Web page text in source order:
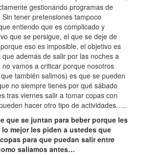
gestionando programas de
tener pretensiones tampoco
entiendo que es complicado y
que se persigue, el que se deje de
eso es imposible, el objetivo es
además de salir por las noches a
vamos a criticar porque nosotros
también salimos) es que se pueden
no siempre tienes por qué sábado
tras viernes salir a tomar copas con
hacer otro tipo de actividades…..
que se juntan para beber porque les
mejor les piden a ustedes que
para que puedan salir entre
salíamos antes…